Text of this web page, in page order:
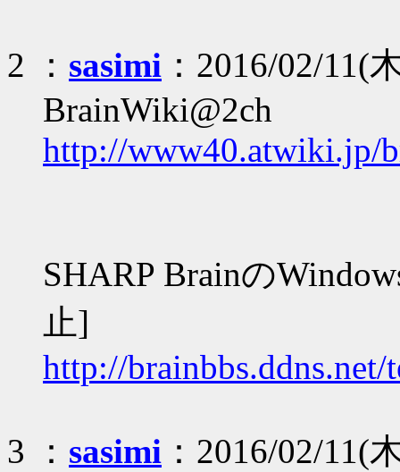
2 ： sasimi ：2016/02/11(
BrainWiki@2ch
http://www40.atwiki.jp/
SHARP Brainの
止]
http://
3 ： sasimi ：2016/02/11(